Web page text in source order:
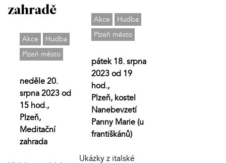
zahradě
Akce
Hudba
Plzeň město
neděle 20.
srpna 2023 od
15 hod.,
Plzeň,
Meditační
zahrada
Akce
Hudba
Plzeň město
pátek 18. srpna
2023 od 19
hod.,
Plzeň, kostel
Nanebevzetí
Panny Marie (u
františkánů)
Ukázky z italské